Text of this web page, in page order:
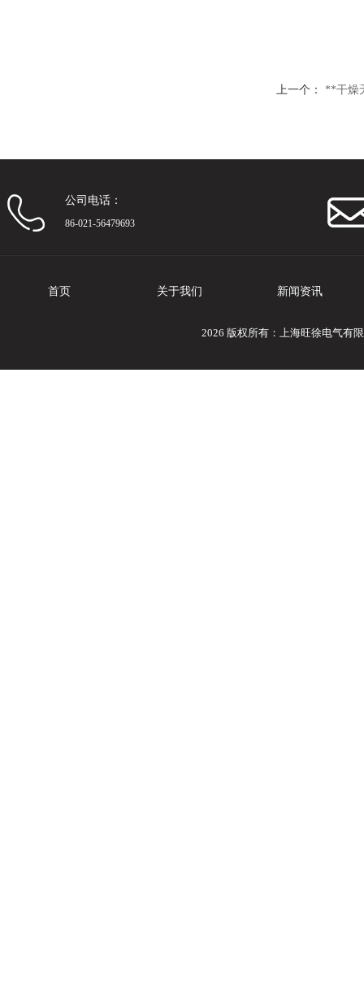
上一个： **干燥
公司电话：
86-021-56479693
首页 关于我们 新闻资讯
2026 版权所有：上海旺徐电气有